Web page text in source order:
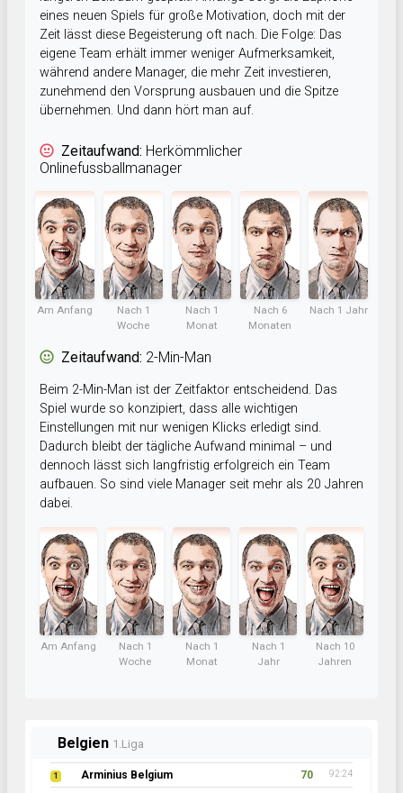
eines neuen Spiels für große Motivation, doch mit der
Zeit lässt diese Begeisterung oft nach. Die Folge: Das
eigene Team erhält immer weniger Aufmerksamkeit,
während andere Manager, die mehr Zeit investieren,
zunehmend den Vorsprung ausbauen und die Spitze
übernehmen. Und dann hört man auf.
Zeitaufwand: Herkömmlicher
Onlinefussballmanager
Am Anfang
Nach 1
Woche
Nach 1
Monat
Nach 6
Monaten
Nach 1 Jahr
Zeitaufwand: 2-Min-Man
Beim 2-Min-Man ist der Zeitfaktor entscheidend. Das
Spiel wurde so konzipiert, dass alle wichtigen
Einstellungen mit nur wenigen Klicks erledigt sind.
Dadurch bleibt der tägliche Aufwand minimal – und
dennoch lässt sich langfristig erfolgreich ein Team
aufbauen. So sind viele Manager seit mehr als 20 Jahren
dabei.
Am Anfang
Nach 1
Woche
Nach 1
Monat
Nach 1
Jahr
Nach 10
Jahren
Belgien 1.Liga
1 Arminius Belgium 70 92:24